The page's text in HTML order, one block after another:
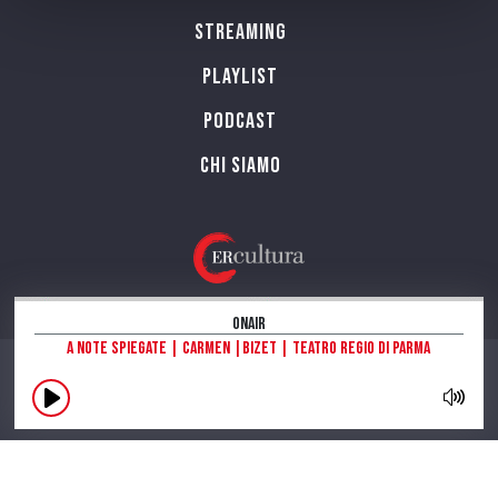
OnAir
A note spiegate | Carmen |Bizet | Teatro Regio di Parma
Streaming
Playlist
PODCAST
Chi siamo